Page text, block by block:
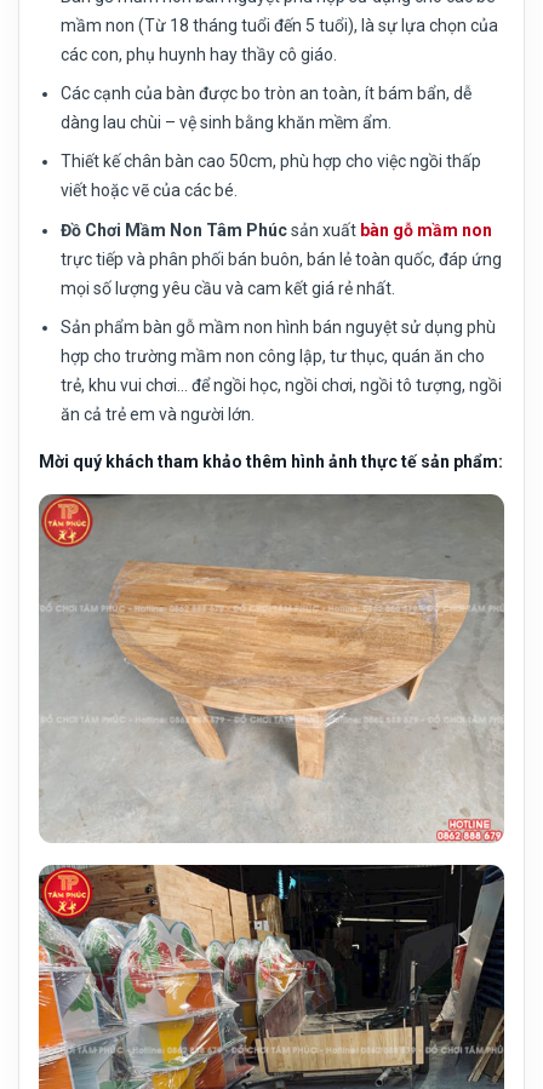
mầm non (Từ 18 tháng tuổi đến 5 tuổi), là sự lựa chọn của
các con, phụ huynh hay thầy cô giáo.
Các cạnh của bàn được bo tròn an toàn, ít bám bẩn, dễ
dàng lau chùi – vệ sinh bằng khăn mềm ẩm.
Thiết kế chân bàn cao 50cm, phù hợp cho việc ngồi thấp
viết hoặc vẽ của các bé.
Đồ Chơi Mầm Non Tâm Phúcsản xuất bàn gỗ mầm non
trực tiếp và phân phối bán buôn, bán lẻ toàn quốc, đáp ứng
mọi số lượng yêu cầu và cam kết giá rẻ nhất.
Sản phẩm bàn gỗ mầm non hình bán nguyệt sử dụng phù
hợp cho trường mầm non công lập, tư thục, quán ăn cho
trẻ, khu vui chơi… để ngồi học, ngồi chơi, ngồi tô tượng, ngồi
ăn cả trẻ em và người lớn.
Mời quý khách tham khảo thêm hình ảnh thực tế sản phẩm: